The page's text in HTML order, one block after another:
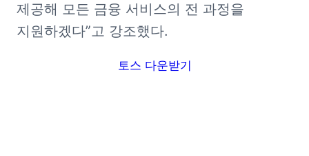
제공해 모든 금융 서비스의 전 과정을
지원하겠다”고 강조했다.
토스 다운받기